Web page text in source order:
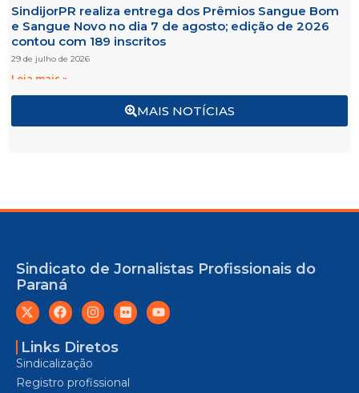
MAIS NOTÍCIAS
SindijorPR realiza entrega dos Prêmios Sangue Bom
e Sangue Novo no dia 7 de agosto; edição de 2026
contou com 189 inscritos
29 de julho de 2026
Leia mais »
Sindicato de Jornalistas Profissionais do
Paraná
Links Diretos
Sindicalização
Registro profissional